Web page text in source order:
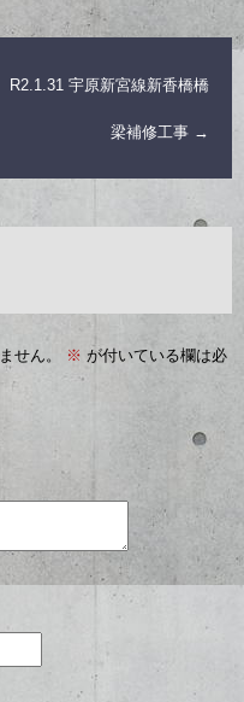
R2.1.31 宇原新宮線新香橋橋
梁補修工事 →
せん。 ※ が付いている欄は必